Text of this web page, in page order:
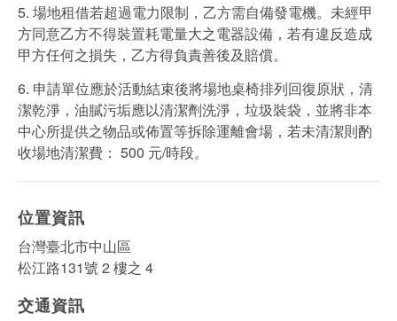
5. 場地租借若超過電力限制，⼄方需⾃備發電機。未經甲
方同意⼄方不得裝置耗電量大之電器設備，若有違反造成
甲方任何之損失，⼄方得負責善後及賠償。
6. 申請單位應於活動結束後將場地桌椅排列回復原狀，清
潔乾淨，油膩污垢應以清潔劑洗淨，垃圾裝袋，並將非本
中心所提供之物品或佈置等拆除運離會場，若未清潔則酌
收場地清潔費： 500 元/時段。
位置資訊
台灣臺北市中山區
松江路131號 2 樓之 4
交通資訊